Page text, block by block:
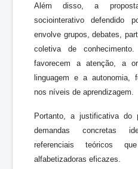
Além disso, a
sociointerativo defendido
envolve grupos, debates,
coletiva de
favorecem a atenção, a
linguagem e a autonomia,
nos níveis de aprendizagem.
Portanto, a justificativa do
demandas concretas
referenciais teóricos
alfabetizadoras eficazes.